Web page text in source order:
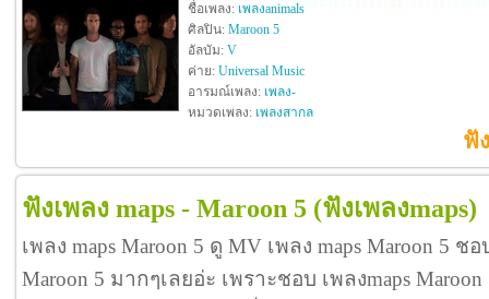
ชื่อเพลง: เพลงanimals
ศิลปิน: Maroon 5
อัลบัม: V
ค่าย: Universal Music
อารมณ์เพลง: เพลง-
หมวดเพลง: เพลงสากล
ฟั
ฟังเพลง maps - Maroon 5 (ฟังเพลงmaps)
เพลง maps Maroon 5 ดู MV เพลง maps Maroon 5 ชอ
Maroon 5 มากๆเลยอ่ะ เพราะชอบ เพลงmaps